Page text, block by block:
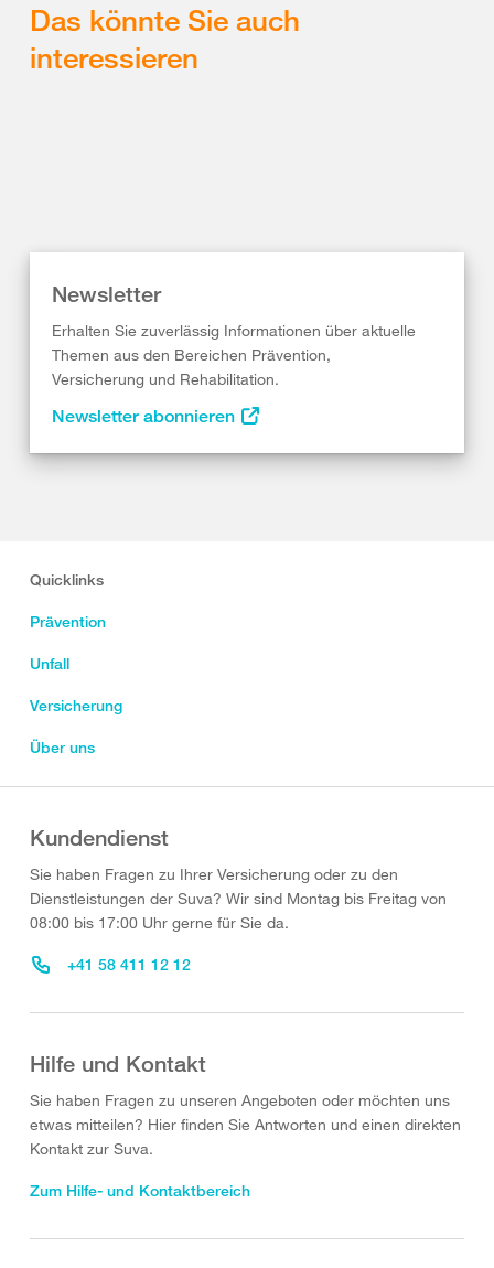
Das könnte Sie auch
interessieren
Newsletter
Erhalten Sie zuverlässig Informationen über aktuelle
Themen aus den Bereichen Prävention,
Versicherung und Rehabilitation.
Newsletter abonnieren
Quicklinks
Prävention
Unfall
Versicherung
Über uns
Kundendienst
Sie haben Fragen zu Ihrer Versicherung oder zu den
Dienstleistungen der Suva? Wir sind Montag bis Freitag von
08:00 bis 17:00 Uhr gerne für Sie da.
+41 58 411 12 12
Hilfe und Kontakt
Sie haben Fragen zu unseren Angeboten oder möchten uns
etwas mitteilen? Hier finden Sie Antworten und einen direkten
Kontakt zur Suva.
Zum Hilfe- und Kontaktbereich